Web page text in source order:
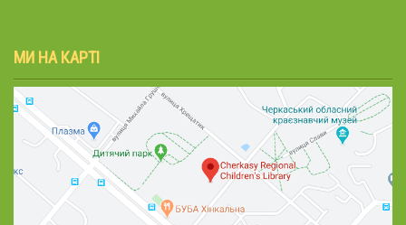
МИ НА КАРТІ